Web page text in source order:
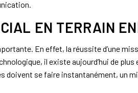
EN TERRAIN
En effet, la réussite d’une
il existe aujourd’hui de plus
doivent se faire instantanément, un